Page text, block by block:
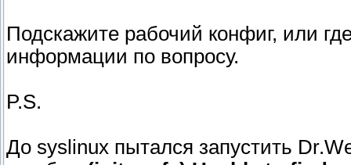
Подскажите рабочий конфиг, или
информации по вопросу.
P.S.
До syslinux пытался запустить